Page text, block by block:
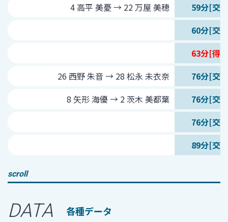
4 高平 美憂 → 22 万屋 美穂
59分[交
60分[交
63分[得
26 西野 朱音 → 28 松永 未衣奈
76分[交
8 矢形 海優 → 2 茨木 美都葉
76分[交
76分[交
89分[交
scroll
DATA 各種データ